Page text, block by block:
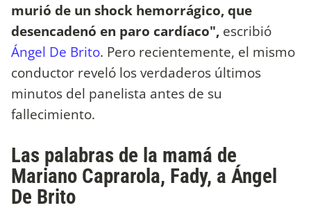
murió de un shock hemorrágico, que
desencadenó en paro cardíaco", escribió
Ángel De Brito. Pero recientemente, el mismo
conductor reveló los verdaderos últimos
minutos del panelista antes de su
fallecimiento.
Las palabras de la mamá de
Mariano Caprarola, Fady, a Ángel
De Brito